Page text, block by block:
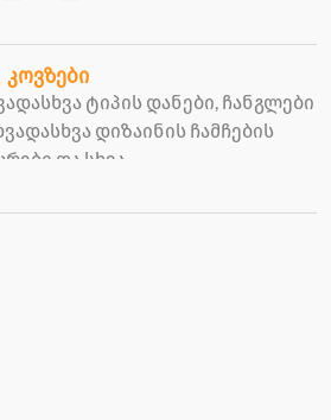
ტიპის დანები, ჩანგლები
დიზაინის ჩამჩების
და სხვა.